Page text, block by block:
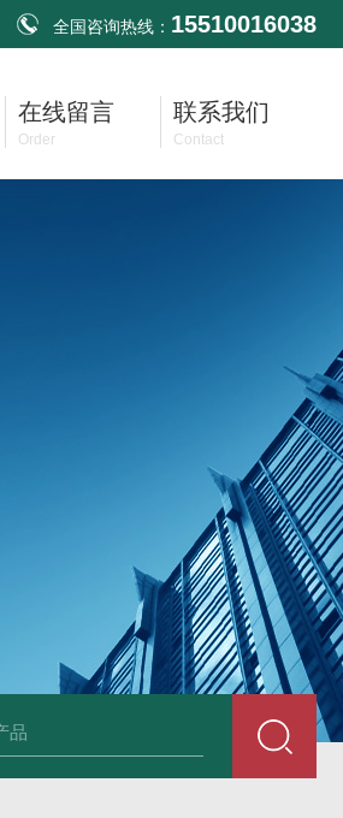
全国咨询热线： 15510016038
在线留言
Order
联系我们
Contact
LAN）KIKUSUI菊水直流电源-故障快